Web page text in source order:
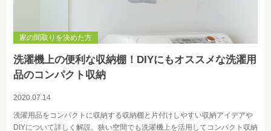
家の間取りを決めた方
洗濯機上の便利な収納棚！DIYにもオススメな洗濯用
品のコンパクト収納
2020.07.14
洗濯用品をコンパクトに収納する収納棚と片付けしやすい収納アイデアや
DIYについて詳しく解説。狭い空間でも洗濯機上を活用してコンパクト収納